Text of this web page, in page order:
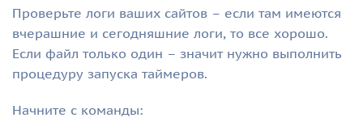
Проверьте логи ваших сайтов – если там имеются
вчерашние и сегодняшние логи, то все хорошо.
Если файл только один – значит нужно выполнить
процедуру запуска таймеров.
Начните с команды: